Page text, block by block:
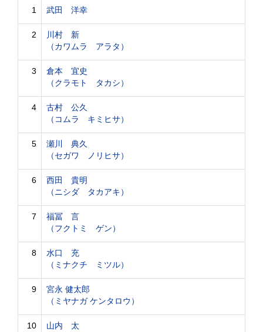
1 武田 洋幸
2
川村 新
（カワムラ アラタ）
3
倉本 宜史
（クラモト タカシ）
4
古村 公久
（コムラ キミヒサ）
5
瀬川 典久
（セガワ ノリヒサ）
6
西田 貴明
（ニシダ タカアキ）
7
福冨 言
（フクトミ ゲン）
8
水口 充
（ミナクチ ミツル）
9
宮永 健太郎
（ミヤナガ ケンタロウ）
10
山内 太